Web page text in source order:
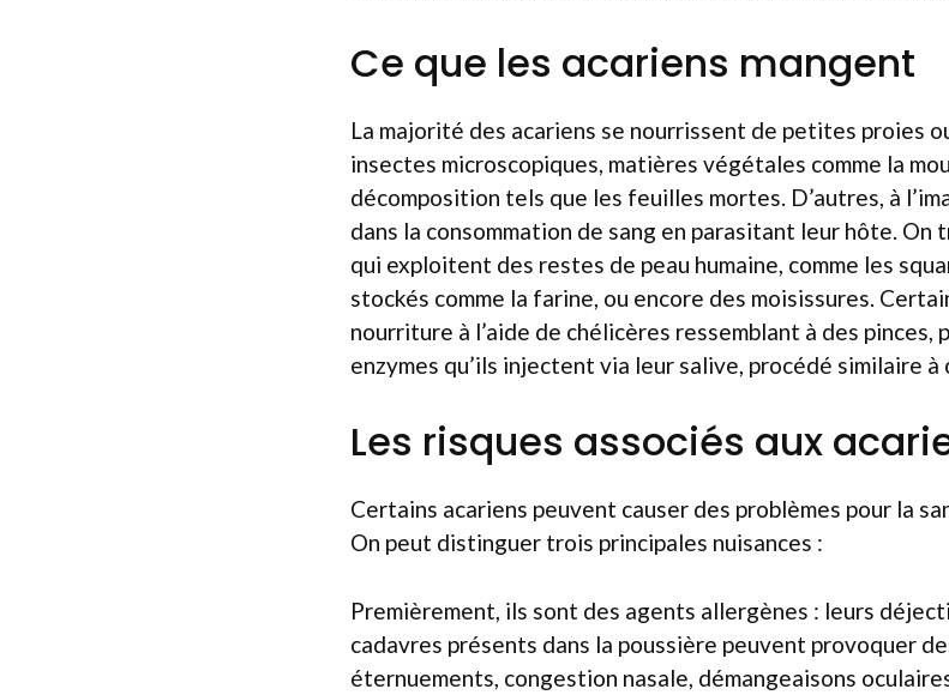
Ce que les acariens mangent
La majorité des acariens se nourrissent de petites proies
insectes microscopiques, matières végétales comme la
décomposition tels que les feuilles mortes. D’autres, à
dans la consommation de sang en parasitant leur hôte. On
qui exploitent des restes de peau humaine, comme les
stockés comme la farine, ou encore des moisissures.
nourriture à l’aide de chélicères ressemblant à des pinces,
enzymes qu’ils injectent via leur salive, procédé similaire à
Les risques associés aux
Certains acariens peuvent causer des problèmes pour la
On peut distinguer trois principales nuisances :
Premièrement, ils sont des agents allergènes : leurs
cadavres présents dans la poussière peuvent provoquer
éternuements, congestion nasale, démangeaisons